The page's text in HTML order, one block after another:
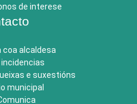
de interese
coa alcaldesa
incidencias
e suxestións
municipal